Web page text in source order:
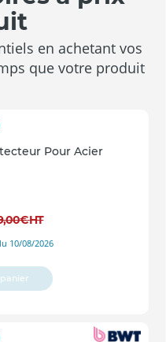
en achetant vos
que votre produit
Pour Acier
,00€HT
10/08/2026